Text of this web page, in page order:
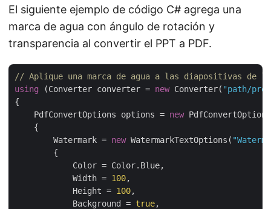
El siguiente ejemplo de código C# agrega una
marca de agua con ángulo de rotación y
transparencia al convertir el PPT a PDF.
// Aplique una marca de agua a las diapositivas de
using (Converter converter = new Converter( "path/
{
    PdfConvertOptions options =
new PdfConvertOptions
    {
        Watermark =
new WatermarkTextOptions(
        {
            Color = Color.Blue,
            Width =
100,
            Height =
100,
            Background =
true,